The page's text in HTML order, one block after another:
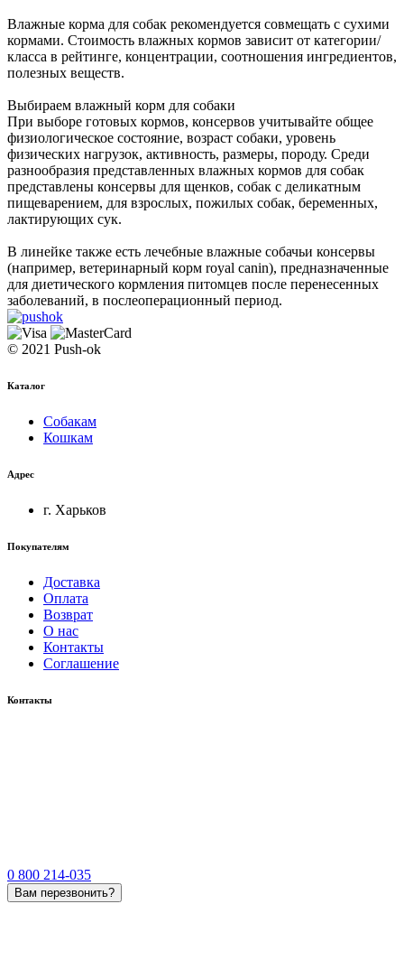
Влажные корма для собак рекомендуется совмещать с сухими
кормами. Стоимость влажных кормов зависит от категории/
класса в рейтинге, концентрации, соотношения ингредиентов,
полезных веществ.
Выбираем влажный корм для собаки
При выборе готовых кормов, консервов учитывайте общее
физиологическое состояние, возраст собаки, уровень
физических нагрузок, активность, размеры, породу. Среди
разнообразия представленных влажных кормов для собак
представлены консервы для щенков, собак с деликатным
пищеварением, для взрослых, пожилых собак, беременных,
лактирующих сук.
В линейке также есть лечебные влажные собачьи консервы
(например, ветеринарный корм royal canin), предназначенные
для диетического кормления питомцев после перенесенных
заболеваний, в послеоперационный период.
© 2021 Push-ok
Каталог
Собакам
Кошкам
Адрес
г. Харьков
Покупателям
Доставка
Оплата
Возврат
О нас
Контакты
Соглашение
Контакты
0 800 214-035
Вам перезвонить?